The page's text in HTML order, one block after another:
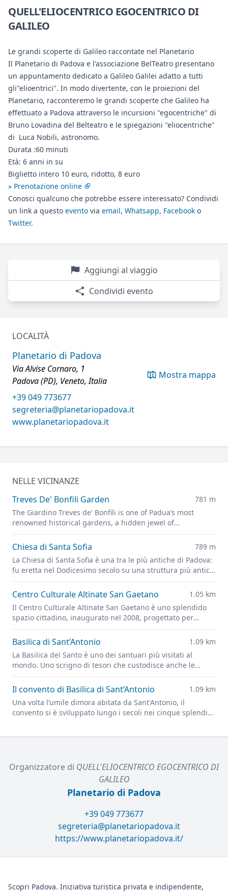
QUELL'ELIOCENTRICO EGOCENTRICO DI
GALILEO
Le grandi scoperte di Galileo raccontate nel Planetario
Il Planetario di Padova e l'associazione BelTeatro presentano
un appuntamento dedicato a Galileo Galilei adatto a tutti
gli"elioentrici". In modo divertente, con le proiezioni del
Planetario, racconteremo le grandi scoperte che Galileo ha
effettuato a Padova attraverso le incursioni "egocentriche" di
Bruno Lovadina del Belteatro e le spiegazioni "eliocentriche"
di Luca Nobili, astronomo.
Durata :60 minuti
Età: 6 anni in su
Biglietto intero 10 euro, ridotto, 8 euro
» Prenotazione online
Conosci qualcuno che potrebbe essere interessato? Condividi
un link a questo evento via email, Whatsapp, Facebook o
Twitter.
Aggiungi al viaggio
Condividi evento
LOCALITÀ
Planetario di Padova
Via Alvise Cornaro, 1
Padova (PD), Veneto, Italia
Mostra mappa
+39 049 773677
segreteria@planetariopadova.it
www.planetariopadova.it
NELLE VICINANZE
Treves De' Bonfili Garden
781 m
The Giardino Treves de' Bonfili is one of Padua’s most
renowned historical gardens, a hidden jewel of
architectural and landscape creation by Giuseppe Jappelli.
Chiesa di Santa Sofia
789 m
La Chiesa di Santa Sofia è una tra le più antiche di Padova:
fu eretta nel Dodicesimo secolo su una struttura più antica,
probabilmente un tempio dedicato al dio persiano Mitra.
Centro Culturale Altinate San Gaetano
1.05 km
Il Centro Culturale Altinate San Gaetano è uno splendido
spazio cittadino, inaugurato nel 2008, progettato per
promuovere e divulgare la cultura in tutte le sue forme.
Basilica di Sant’Antonio
1.09 km
La Basilica del Santo è uno dei santuari più visitati al
mondo. Uno scrigno di tesori che custodisce anche le
spoglie di Sant'Antonio di Padova, il Santo per
antonomasia.
Il convento di Basilica di Sant’Antonio
1.09 km
Una volta l’umile dimora abitata da Sant'Antonio, il
convento si è sviluppato lungo i secoli nei cinque splendidi
Organizzatore di QUELL'ELIOCENTRICO EGOCENTRICO DI
GALILEO
Planetario di Padova
+39 049 773677
segreteria@planetariopadova.it
https://www.planetariopadova.it/
Scopri Padova. Iniziativa turistica privata e indipendente,